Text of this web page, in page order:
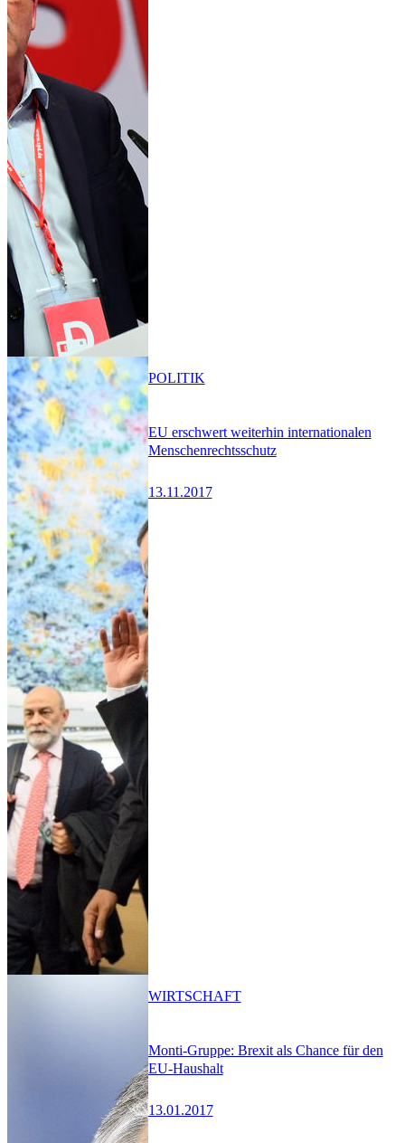
EU erschwert weiterhin internationalen
Menschenrechtsschutz
13.11.2017
POLITIK
Monti-Gruppe: Brexit als Chance für den
EU-Haushalt
13.01.2017
WIRTSCHAFT